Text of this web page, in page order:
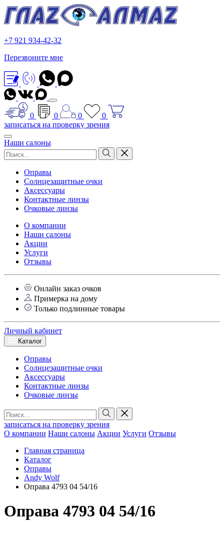
+7 921 934-42-32
Перезвоните мне
0 0 0
0
записаться на проверку зрения
Наши салоны
Оправы
Солнцезащитные очки
Аксессуары
Контактные линзы
Очковые линзы
О компании
Наши салоны
Акции
Услуги
Отзывы
Онлайн заказ очков
Примерка на дому
Только подлинные товары
Личный кабинет
Каталог
Оправы
Солнцезащитные очки
Аксессуары
Контактные линзы
Очковые линзы
записаться на проверку зрения
О компании Наши салоны Акции Услуги Отзывы
Главная страница
Каталог
Оправы
Andy Wolf
Оправа 4793 04 54/16
Оправа 4793 04 54/16